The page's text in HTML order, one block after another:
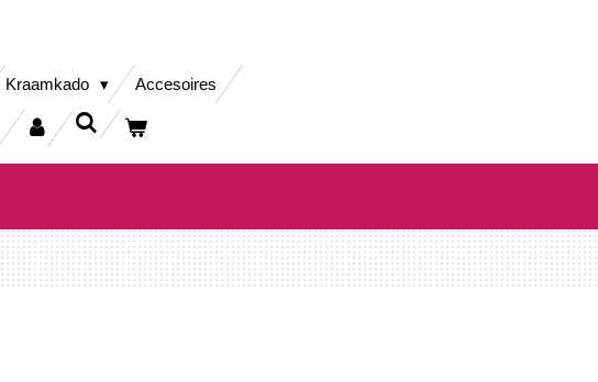
Kraamkado Accesoires